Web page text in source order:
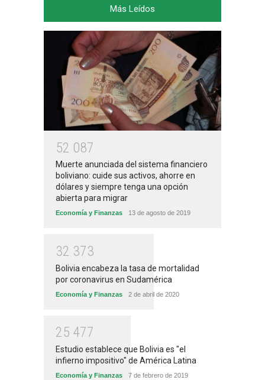
Más Leídos
52 087
Muerte anunciada del sistema financiero
boliviano: cuide sus activos, ahorre en
dólares y siempre tenga una opción
abierta para migrar
Economía y Finanzas 13 de agosto de 2019
32 373
Bolivia encabeza la tasa de mortalidad
por coronavirus en Sudamérica
Economía y Finanzas 2 de abril de 2020
25 477
Estudio establece que Bolivia es "el
infierno impositivo" de América Latina
Economía y Finanzas 7 de febrero de 2019